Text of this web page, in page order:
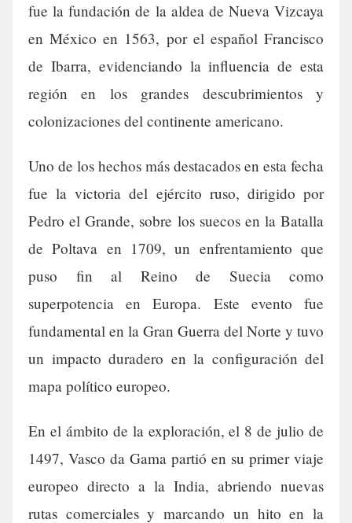
fue la fundación de la aldea de Nueva Vizcaya
en México en 1563, por el español Francisco
de Ibarra, evidenciando la influencia de esta
región en los grandes descubrimientos y
colonizaciones del continente americano.
Uno de los hechos más destacados en esta fecha
fue la victoria del ejército ruso, dirigido por
Pedro el Grande, sobre los suecos en la Batalla
de Poltava en 1709, un enfrentamiento que
puso fin al Reino de Suecia como
superpotencia en Europa. Este evento fue
fundamental en la Gran Guerra del Norte y tuvo
un impacto duradero en la configuración del
mapa político europeo.
En el ámbito de la exploración, el 8 de julio de
1497, Vasco da Gama partió en su primer viaje
europeo directo a la India, abriendo nuevas
rutas comerciales y marcando un hito en la